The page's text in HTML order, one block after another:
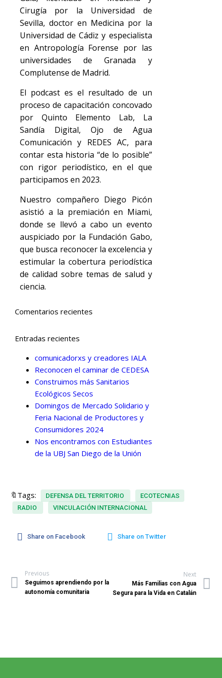
Cirugía por la Universidad de
Sevilla, doctor en Medicina por la
Universidad de Cádiz y especialista
en Antropología Forense por las
universidades de Granada y
Complutense de Madrid.
El podcast es el resultado de un
proceso de capacitación concovado
por Quinto Elemento Lab, La
Sandía Digital, Ojo de Agua
Comunicación y REDES AC, para
contar esta historia “de lo posible”
con rigor periodístico, en el que
participamos en 2023.
Nuestro compañero Diego Picón
asistió a la premiación en Miami,
donde se llevó a cabo un evento
auspiciado por la Fundación Gabo,
que busca reconocer la excelencia y
estimular la cobertura periodística
de calidad sobre temas de salud y
ciencia.
Comentarios recientes
Entradas recientes
comunicadorxs y creadores IALA
Reconocen el caminar de CEDESA
Construimos más Sanitarios
Ecológicos Secos
Domingos de Mercado Solidario y
Feria Nacional de Productores y
Consumidores 2024
Nos encontramos con Estudiantes
de la UBJ San Diego de la Unión
🔖Tags: DEFENSA DEL TERRITORIO
ECOTECNIAS
RADIO
VINCULACIÓN INTERNACIONAL
Share on Facebook Share on Twitter
Previous
Seguimos aprendiendo por la
autonomía comunitaria
Next
Más Familias con Agua
Segura para la Vida en Catalán